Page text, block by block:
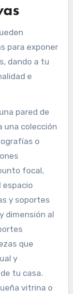
para exponer
dando a tu
e
pared de
una colección
o
focal,
espacio
y soportes
dimensión al
que
y
tu casa.
vitrina o